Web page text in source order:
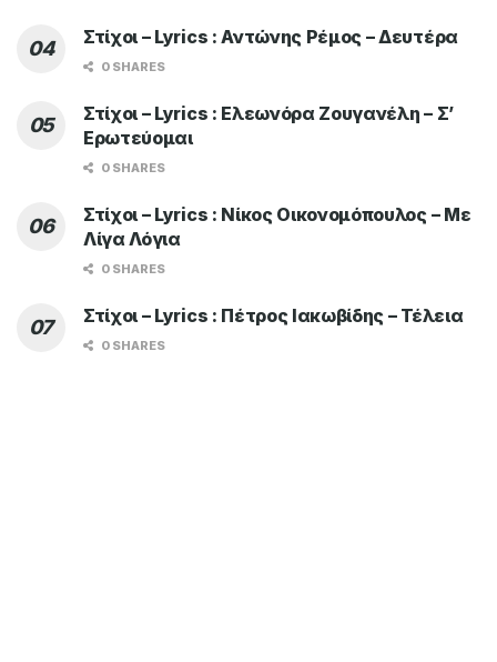
Στίχοι – Lyrics : Αντώνης Ρέμος – Δευτέρα
0 SHARES
Στίχοι – Lyrics : Ελεωνόρα Ζουγανέλη – Σ’
Ερωτεύομαι
0 SHARES
Στίχοι – Lyrics : Νίκος Οικονομόπουλος – Με
Λίγα Λόγια
0 SHARES
Στίχοι – Lyrics : Πέτρος Ιακωβίδης – Τέλεια
0 SHARES